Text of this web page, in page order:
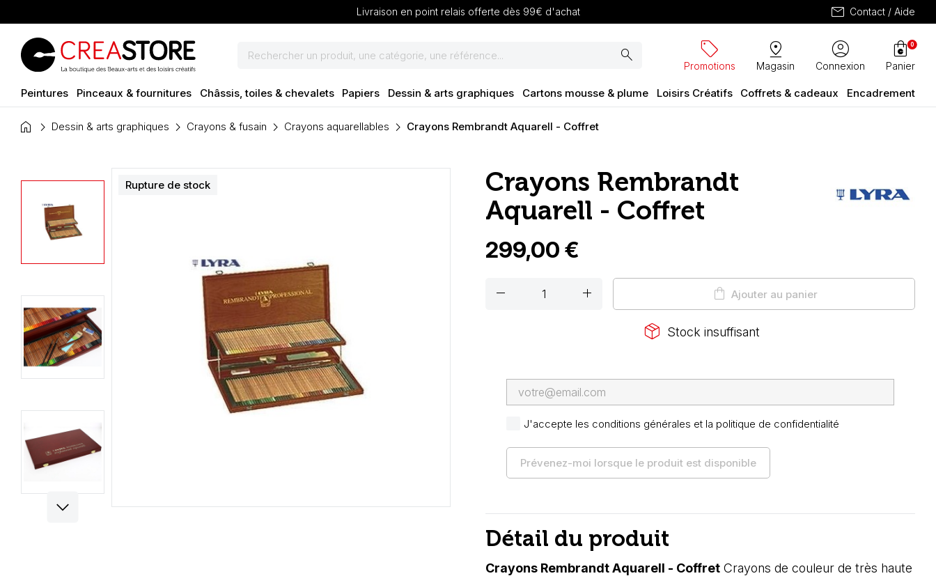
Livraison en point relais offerte dès 99€ d'achat mail Contact / Aide
search sell
Promotions
pin_drop
Magasin
account_circle
Connexion
shopping_bag
Panier
0
Peintures Pinceaux & fournitures Châssis, toiles & chevalets Papiers Dessin & arts graphiques Cartons mousse & plume Loisirs Créatifs Coffrets & cadeaux Encadrement
home Dessin & arts graphiques Crayons & fusain Crayons aquarellables Crayons Rembrandt Aquarell - Coffret
Rupture de stock
Crayons Rembrandt
Aquarell - Coffret
299,00 €
remove add shopping_bag Ajouter au panier
package_2 Stock insuffisant
J'accepte les conditions générales et la politique de confidentialité
Prévenez-moi lorsque le produit est disponible
Détail du produit
Crayons Rembrandt Aquarell - Coffret Crayons de couleur de très haute